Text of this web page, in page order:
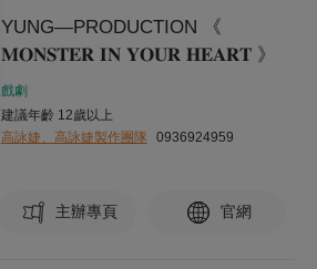
YUNG—PRODUCTION 《
𝐌𝐎𝐍𝐒𝐓𝐄𝐑 𝐈𝐍 𝐘𝐎𝐔𝐑 𝐇𝐄𝐀𝐑𝐓 》
戲劇
建議年齡 12歲以上
高詠婕、高詠婕製作團隊
0936924959
主辦專頁 官網